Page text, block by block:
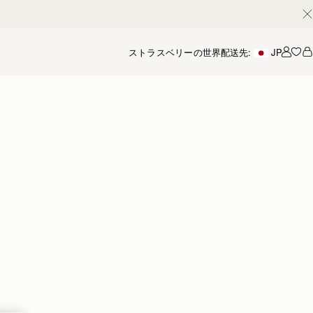
ストラスベリーの世界配送先: JP アカ